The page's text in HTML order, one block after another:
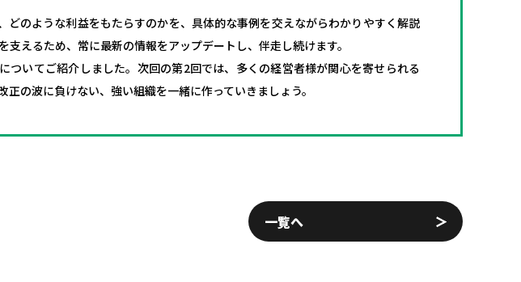
のような利益をもたらすのかを、具体的な事例を交えながらわかりやすく解説
えるため、常に最新の情報をアップデートし、伴走し続けます。
いてご紹介しました。次回の第2回では、多くの経営者様が関心を寄せられる
の波に負けない、強い組織を一緒に作っていきましょう。
一覧へ